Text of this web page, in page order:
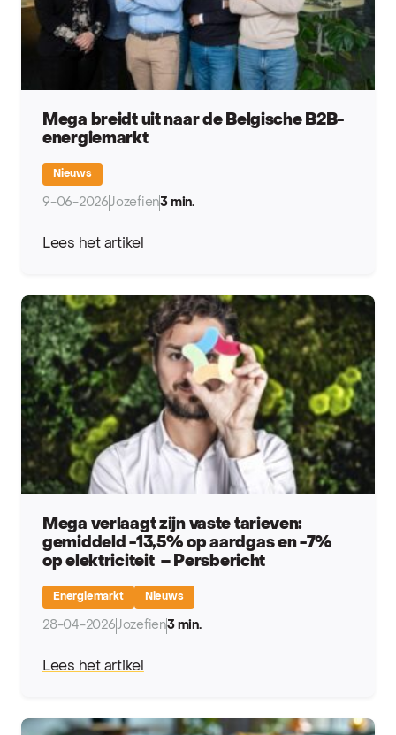
Mega breidt uit naar de Belgische B2B-
energiemarkt
Nieuws
9-06-2026Jozefien3 min.
Lees het artikel
Mega verlaagt zijn vaste tarieven:
gemiddeld -13,5% op aardgas en -7%
op elektriciteit – Persbericht
Energiemarkt Nieuws
28-04-2026Jozefien3 min.
Lees het artikel